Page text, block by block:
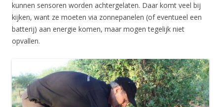
kunnen sensoren worden achtergelaten. Daar komt veel bij
kijken, want ze moeten via zonnepanelen (of eventueel een
batterij) aan energie komen, maar mogen tegelijk niet
opvallen.